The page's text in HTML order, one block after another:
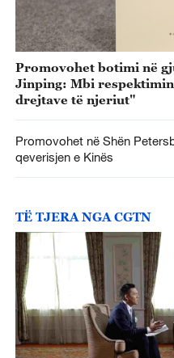
Promovohet botimi në
Jinping: Mbi
drejtave të njeriut"
Promovohet në Shën
qeverisjen e Kinës
TË TJERA NGA CGTN